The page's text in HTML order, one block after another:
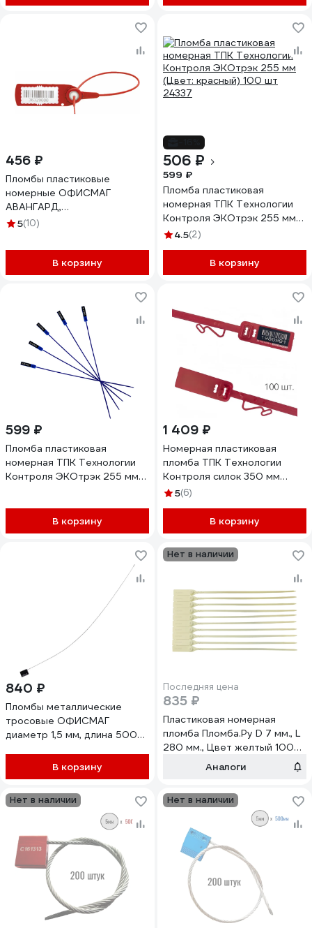
456 ₽
Пломбы пластиковые
номерные ОФИСМАГ
АВАНГАРД,
самофиксирующиеся, длина
КОМПЛЕКТ 50шт 607438
5(10)
В корзину
506 ₽
599 ₽
Пломба пластиковая
номерная ТПК Технологии
Контроля ЭКОтрэк 255 мм
(Цвет: красный) 100 шт
4.5(2)
В корзину
599 ₽
Пломба пластиковая
номерная ТПК Технологии
Контроля ЭКОтрэк 255 мм
В корзину
1 409 ₽
Номерная пластиковая
пломба ТПК Технологии
Контроля силок 350 мм
(мешковая) (цвет: красный)
5(6)
В корзину
840 ₽
Пломбы металлические
тросовые ОФИСМАГ
диаметр 1,5 мм, длина 500
В корзину
Нет в наличии
Последняя цена
835 ₽
Пластиковая номерная
пломба Пломба.Ру D 7 мм., L
280 мм., Цвет желтый 100
шт.КПП-3-2012 619332
Аналоги
Нет в наличии Нет в наличии